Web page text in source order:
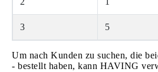
3 5
Um nach Kunden zu suchen, die
- bestellt haben, kann HAVING